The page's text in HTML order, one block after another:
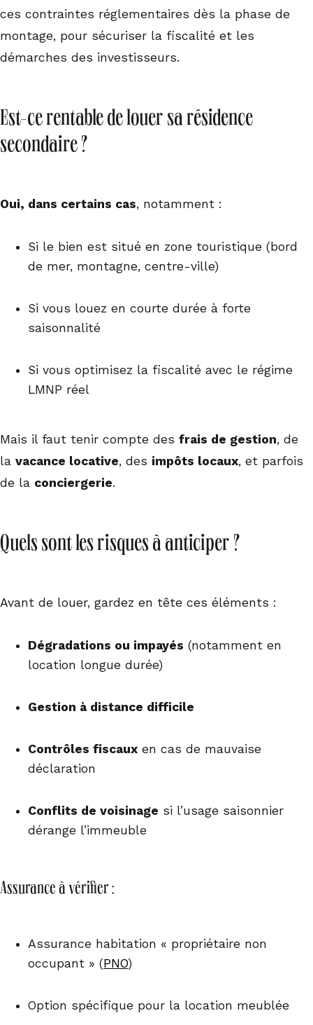
ces contraintes réglementaires dès la phase de
montage, pour sécuriser la fiscalité et les
démarches des investisseurs.
Est-ce rentable de louer sa résidence
secondaire ?
Oui, dans certains cas, notamment :
Si le bien est situé en zone touristique (bord
de mer, montagne, centre-ville)
Si vous louez en courte durée à forte
saisonnalité
Si vous optimisez la fiscalité avec le régime
LMNP réel
Mais il faut tenir compte des frais de gestion, de
la vacance locative, des impôts locaux, et parfois
de la conciergerie.
Quels sont les risques à anticiper ?
Avant de louer, gardez en tête ces éléments :
Dégradations ou impayés (notamment en
location longue durée)
Gestion à distance difficile
Contrôles fiscaux en cas de mauvaise
déclaration
Conflits de voisinage si l’usage saisonnier
dérange l’immeuble
Assurance à vérifier :
Assurance habitation « propriétaire non
occupant » (PNO)
Option spécifique pour la location meublée